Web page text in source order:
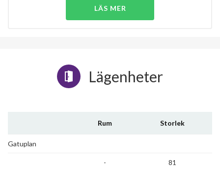
LÄS MER
Lägenheter
Rum Storlek
Gatuplan
- 81